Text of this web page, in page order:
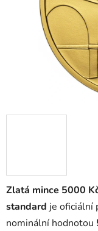
Zlatá mince 5000
standard je oficiální
nominální hodnotou